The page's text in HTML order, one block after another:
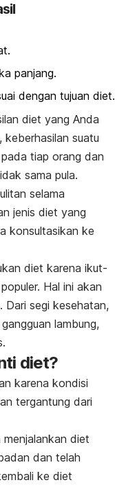
panjang.
dengan tujuan diet.
diet yang Anda
keberhasilan suatu
tiap orang dan
sama pula.
selama
jenis diet yang
konsultasikan ke
diet karena ikut-
Hal ini akan
Dari segi kesehatan,
lambung,
diet?
karena kondisi
tergantung dari
diet
dan telah
ke diet